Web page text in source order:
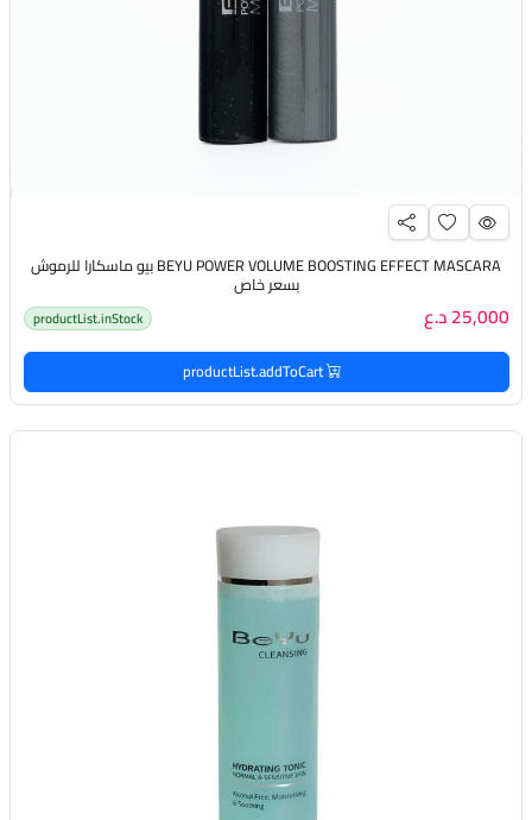
BEYU POWER VOLUME BOOSTING EFFECT MASCARA بيو ماسكارا للرموش
بسعر خاص
25,000 د.ع productList.inStock
productList.addToCart